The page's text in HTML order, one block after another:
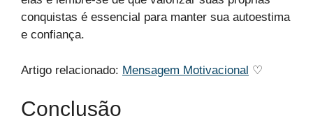
conquistas é essencial para manter sua autoestima
e confiança.
Artigo relacionado: Mensagem Motivacional ​ ♡
Conclusão